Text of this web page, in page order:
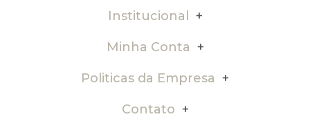
Institucional
Minha Conta
Politicas da Empresa
Contato